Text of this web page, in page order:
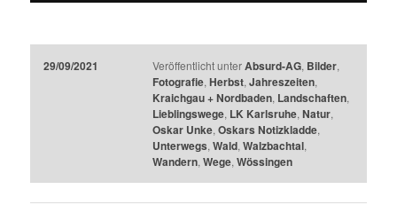
29/09/2021 Veröffentlicht unter Absurd-AG, Bilder,
Fotografie, Herbst, Jahreszeiten,
Kraichgau + Nordbaden, Landschaften,
Lieblingswege, LK Karlsruhe, Natur,
Oskar Unke, Oskars Notizkladde,
Unterwegs, Wald, Walzbachtal,
Wandern, Wege, Wössingen